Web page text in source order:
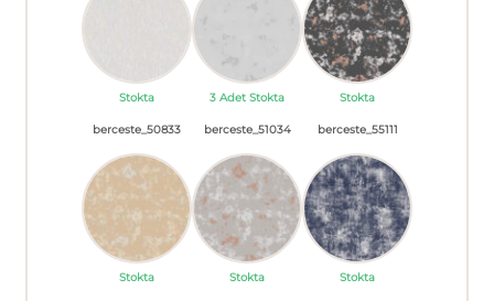
Stokta 3 Adet Stokta Stokta
berceste_50833
Stokta
berceste_51034
Stokta
berceste_55111
Stokta